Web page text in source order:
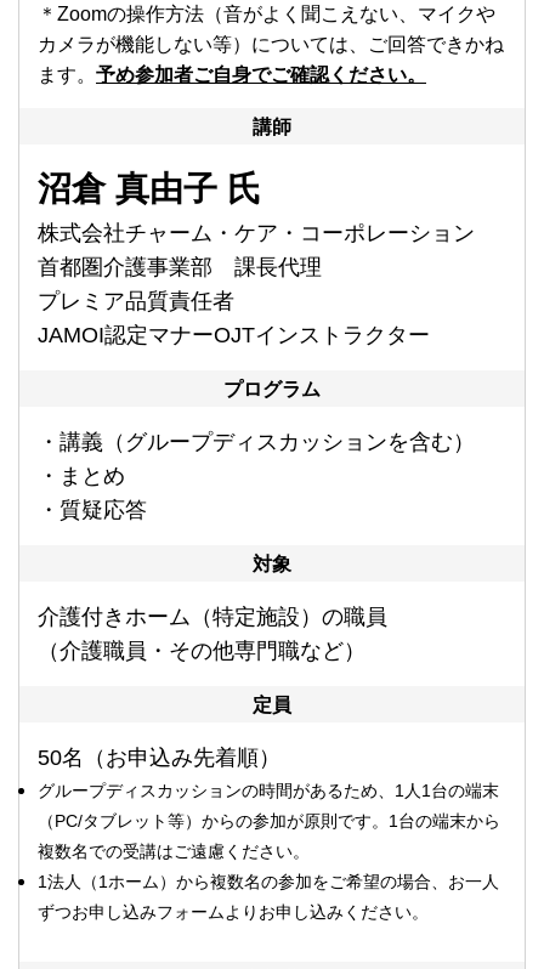
＊Zoomの操作方法（音がよく聞こえない、マイクや
カメラが機能しない等）については、ご回答できかね
ます。 予め参加者ご自身でご確認ください。
講師
沼倉 真由子 氏
株式会社チャーム・ケア・コーポレーション
首都圏介護事業部 課長代理
プレミア品質責任者
JAMOI認定マナーOJTインストラクター
プログラム
・講義（グループディスカッションを含む）
・まとめ
・質疑応答
対象
介護付きホーム（特定施設）の職員
（介護職員・その他専門職など）
定員
50名（お申込み先着順）
グループディスカッションの時間があるため、1人1台の端末
（PC/タブレット等）からの参加が原則です。1台の端末から
複数名での受講はご遠慮ください。
1法人（1ホーム）から複数名の参加をご希望の場合、お一人
ずつお申し込みフォームよりお申し込みください。